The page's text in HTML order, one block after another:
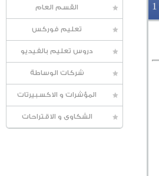
القسم العام
تعليم فوركس
دروس تعليم بالفيديو
شركات الوساطة
المؤشرات و الاكسبيرتات
الشكاوى و الاقتراحات
1